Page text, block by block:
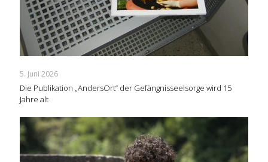
5. Juni 2026
Die Publikation „AndersOrt“ der Gefängnisseelsorge wird 15
Jahre alt